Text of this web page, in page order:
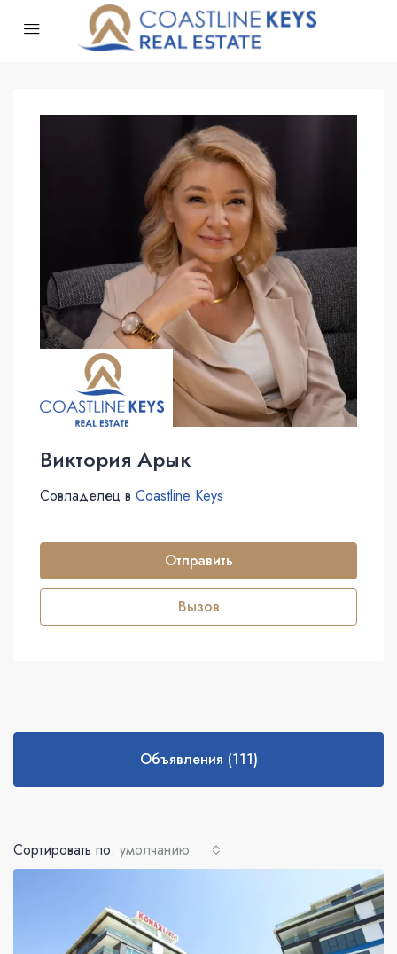
Виктория Арык
Совладелец в Coastline Keys
Отправить
Вызов
Объявления (111)
Сортировать по: умолчанию